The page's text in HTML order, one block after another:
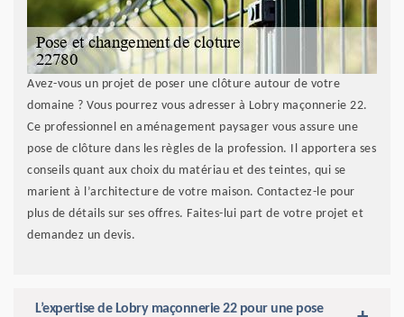
Avez-vous un projet de poser une clôture autour de votre
domaine ? Vous pourrez vous adresser à Lobry maçonnerie 22.
Ce professionnel en aménagement paysager vous assure une
pose de clôture dans les règles de la profession. Il apportera ses
conseils quant aux choix du matériau et des teintes, qui se
marient à l’architecture de votre maison. Contactez-le pour
plus de détails sur ses offres. Faites-lui part de votre projet et
demandez un devis.
L’expertise de Lobry maçonnerie 22 pour une pose